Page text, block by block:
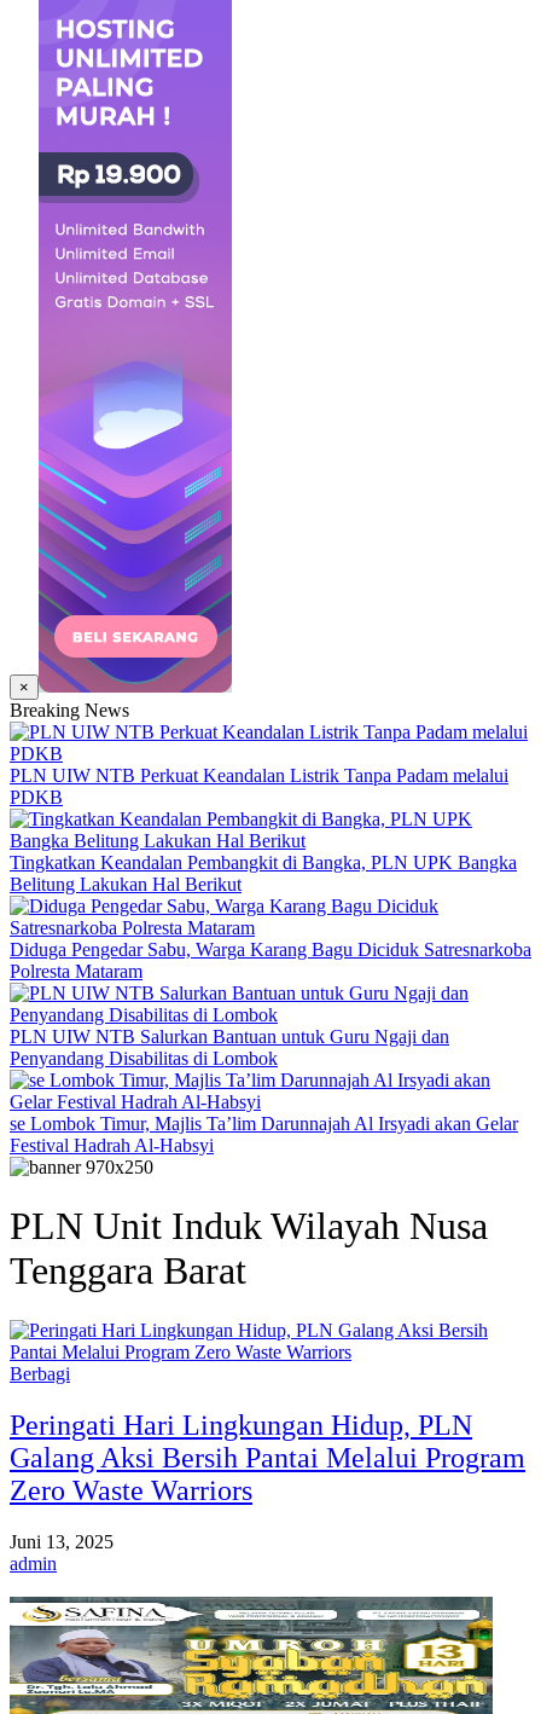
×
Breaking News
PLN UIW NTB Perkuat Keandalan Listrik Tanpa Padam melalui
PDKB
Tingkatkan Keandalan Pembangkit di Bangka, PLN UPK Bangka
Belitung Lakukan Hal Berikut
Diduga Pengedar Sabu, Warga Karang Bagu Diciduk Satresnarkoba
Polresta Mataram
PLN UIW NTB Salurkan Bantuan untuk Guru Ngaji dan
Penyandang Disabilitas di Lombok
se Lombok Timur, Majlis Ta’lim Darunnajah Al Irsyadi akan Gelar
Festival Hadrah Al-Habsyi
PLN Unit Induk Wilayah Nusa
Tenggara Barat
Berbagi
Peringati Hari Lingkungan Hidup, PLN
Galang Aksi Bersih Pantai Melalui Program
Zero Waste Warriors
Juni 13, 2025
admin